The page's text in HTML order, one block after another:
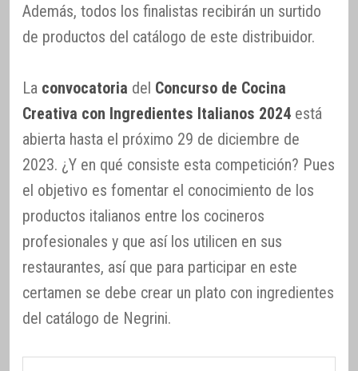
Además, todos los finalistas recibirán un surtido
de productos del catálogo de este distribuidor.
La convocatoria del Concurso de Cocina
Creativa con Ingredientes Italianos 2024 está
abierta hasta el próximo 29 de diciembre de
2023. ¿Y en qué consiste esta competición? Pues
el objetivo es fomentar el conocimiento de los
productos italianos entre los cocineros
profesionales y que así los utilicen en sus
restaurantes, así que para participar en este
certamen se debe crear un plato con ingredientes
del catálogo de Negrini.